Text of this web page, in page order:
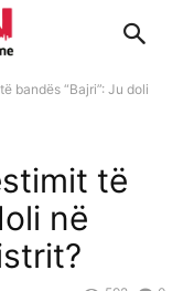
bandës “Bajri”: Ju doli
të
në